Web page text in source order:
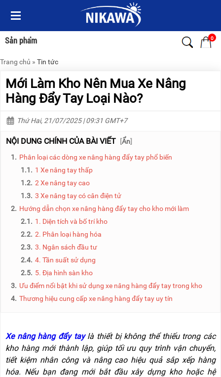
Sản phẩm 0
Menu
Sản
phẩm
TRANG
THANG
NHÔM
XE
HÀNG
THOÁT
TỨC
BÁO
NIKAWA
GIỚI
THIỆU
Menu
Sản
phẩm
TRANG
THANG
NHÔM
THANG
RÚT
THANG
NHÔM
NHÔM
LỒNG)
THANG
THANG
NHÔM
CÔNG
Trang chủ » Tin tức
Mới Làm Kho Nên Mua Xe Nâng
Hàng Đẩy Tay Loại Nào?
Thứ Hai, 21/07/2025 | 09:31 GMT+7
NỘI DUNG CHÍNH CỦA BÀI VIẾT [Ẩn]
1. Phân loại các dòng xe nâng hàng đẩy tay phổ biến
1.1. 1 Xe nâng tay thấp
1.2. 2 Xe nâng tay cao
1.3. 3 Xe nâng tay có cân điện tử
2. Hướng dẫn chọn xe nâng hàng đẩy tay cho kho mới làm
2.1. 1. Diện tích và bố trí kho
2.2. 2. Phân loại hàng hóa
2.3. 3. Ngân sách đầu tư
2.4. 4. Tần suất sử dụng
2.5. 5. Địa hình sàn kho
3. Ưu điểm nổi bật khi sử dụng xe nâng hàng đẩy tay trong kho
4. Thương hiệu cung cấp xe nâng hàng đẩy tay uy tín
Xe nâng hàng đẩy taylà thiết bị không thể thiếu trong các
kho hàng mới thành lập, giúp tối ưu quy trình vận chuyển,
tiết kiệm nhân công và nâng cao hiệu quả sắp xếp hàng
hóa. Nếu bạn đang mới bắt đầu xây dựng kho hoặc hệ